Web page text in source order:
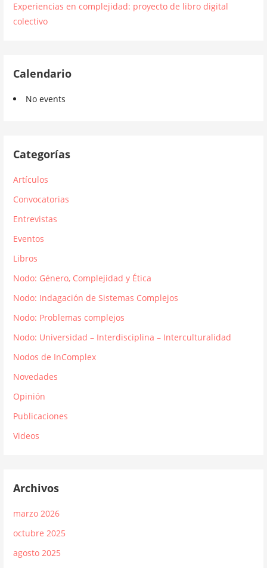
Experiencias en complejidad: proyecto de libro digital
colectivo
Calendario
No events
Categorías
Artículos
Convocatorias
Entrevistas
Eventos
Libros
Nodo: Género, Complejidad y Ética
Nodo: Indagación de Sistemas Complejos
Nodo: Problemas complejos
Nodo: Universidad – Interdisciplina – Interculturalidad
Nodos de InComplex
Novedades
Opinión
Publicaciones
Videos
Archivos
marzo 2026
octubre 2025
agosto 2025